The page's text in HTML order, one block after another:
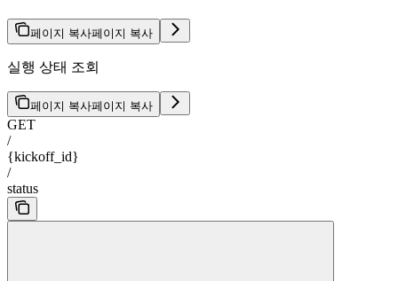
페이지 복사페이지 복사
실행 상태 조회
페이지 복사페이지 복사
GET
/
{kickoff_id}
/
status